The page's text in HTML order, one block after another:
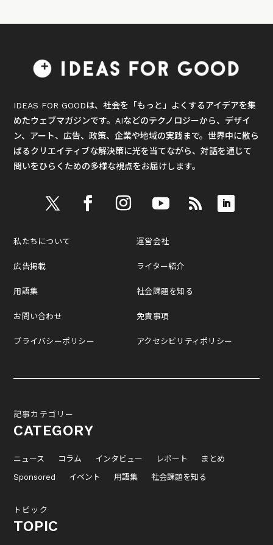
IDEAS FOR GOODは、社会を「もっと」よくするアイデアを集
めたウェブマガジンです。AIなどのテクノロジーから、デザイ
ン、アート、広告、政策、企業や地域の実践まで。世界中に散ら
ばるクリエイティブな解決策に光を当てながら、対話を通じて
問いをひらくための多様な視点をお届けします。
私たちについて
広告掲載
用語集
お問い合わせ
プライバシーポリシー
運営会社
ライター紹介
社会課題を知る
免責事項
アクセシビリティポリシー
記事カテゴリー
CATEGORY
ニュース コラム インタビュー レポート
まとめ
Sponsored
イベント 用語集 社会課題を知る
トピック
TOPIC